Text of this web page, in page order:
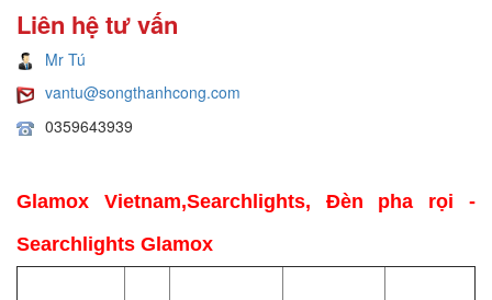
Liên hệ tư vấn
Mr Tú
vantu@songthanhcong.com
0359643939
Glamox Vietnam,Searchlights, Đèn pha rọi -
Searchlights Glamox